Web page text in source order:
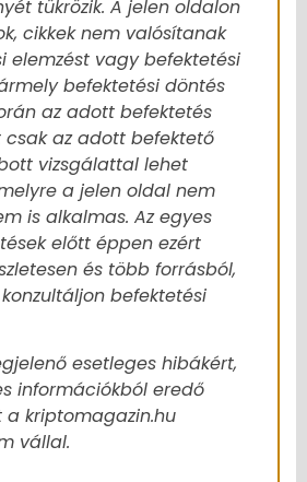
tükrözik. A jelen oldalon
cikkek nem valósítanak
elemzést vagy befektetési
befektetési döntés
az adott befektetés
az adott befektető
vizsgálattal lehet
a jelen oldal nem
is alkalmas. Az egyes
előtt éppen ezért
és több forrásból,
befektetési
esetleges hibákért,
információkból eredő
kriptomagazin.hu
vállal.